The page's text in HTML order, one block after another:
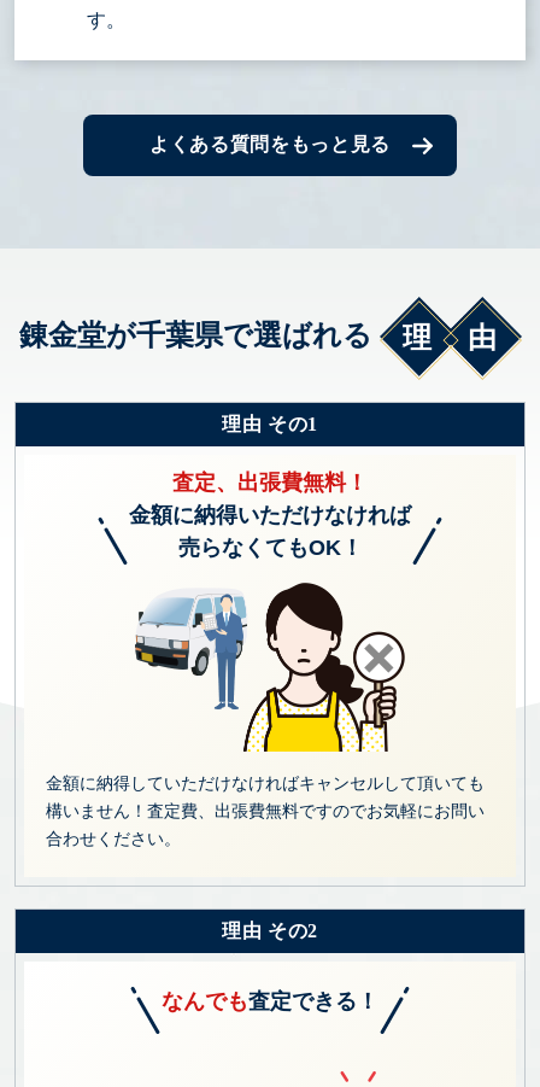
す。
よくある質問をもっと見る
錬金堂が千葉県で選ばれる 理由
理由 その1
査定、出張費無料！
金額に納得いただけなければ
売らなくてもOK！
金額に納得していただけなければキャンセルして頂いても
構いません！査定費、出張費無料ですのでお気軽にお問い
合わせください。
理由 その2
なんでも査定できる！